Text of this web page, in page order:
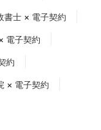
書士 × 電子契約
電子契約
約
× 電子契約